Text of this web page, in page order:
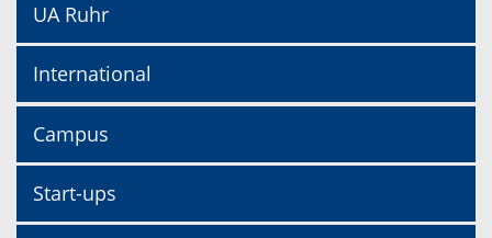
UA Ruhr
International
Campus
Start-ups